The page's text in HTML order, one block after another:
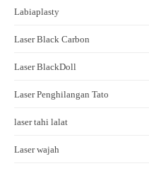
Labiaplasty
Laser Black Carbon
Laser BlackDoll
Laser Penghilangan Tato
laser tahi lalat
Laser wajah